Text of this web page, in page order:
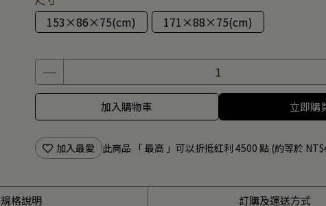
153×86×75(cm)
171×88×75(cm)
加入購物車 立即購
加入最愛 此商品 「 最高 」可以折抵紅利 4500 點 (約等於
規格說明 訂購及運送方式